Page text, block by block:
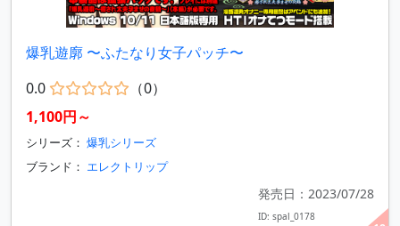
爆乳遊廓 〜ふたなり女子パッチ〜
0.0
（0）
1,100円～
シリーズ： 爆乳シリーズ
ブランド： エレクトリップ
発売日：2023/07/28
ID: spal_0178